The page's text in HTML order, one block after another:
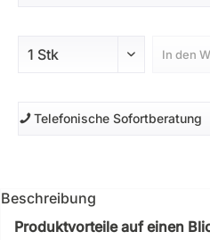
In den
Telefonische Sofortberatung
Beschreibung
Produktvorteile auf einen